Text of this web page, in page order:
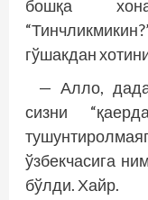
бошқа
гўшакдан
— Алло,
сизни
ўзбекчасига
бўлди. Хайр.